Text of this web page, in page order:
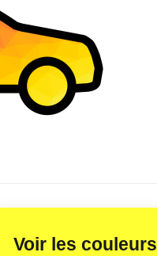
Voir les couleurs